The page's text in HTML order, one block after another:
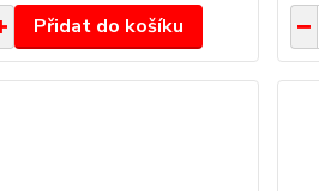
Přidat do košíku